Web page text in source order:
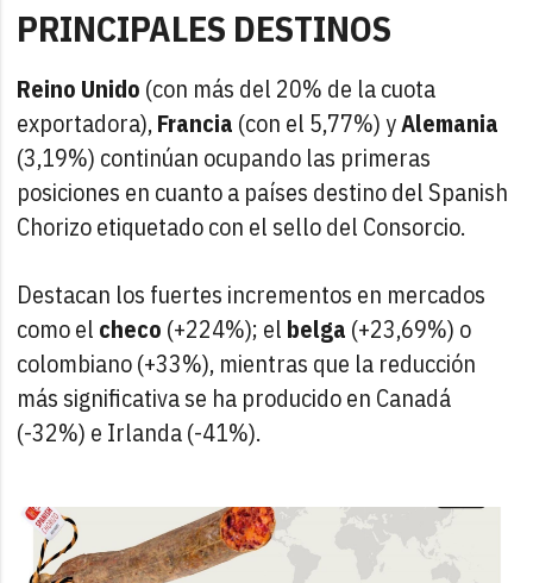
PRINCIPALES DESTINOS
Reino Unido (con más del 20% de la cuota
exportadora),Francia (con el 5,77%) yAlemania
(3,19%) continúan ocupando las primeras
posiciones en cuanto a países destino del Spanish
Chorizo etiquetado con el sello del Consorcio.
Destacan los fuertes incrementos en mercados
como el checo (+224%); el belga (+23,69%) o
colombiano (+33%), mientras que la reducción
más significativa se ha producido en Canadá
(-32%) e Irlanda (-41%).